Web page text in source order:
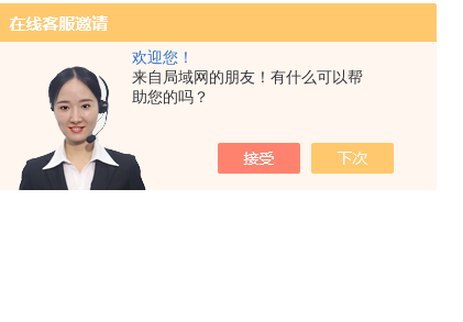
欢迎您！
来自局域网的朋友！有什么可以帮
助您的吗？
件